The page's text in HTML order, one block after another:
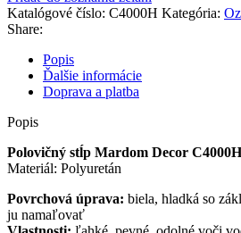
Katalógové číslo: C4000H Kategória:
Share:
Popis
Ďalšie informácie
Doprava a platba
Popis
Polovičný stĺp Mardom Decor
Materiál: Polyuretán
Povrchová úprava: biela, hladká so
ju namaľovať